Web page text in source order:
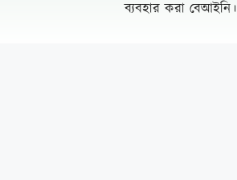
ব্যবহার করা বেআইনি।